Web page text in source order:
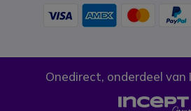
Onedirect, onderdeel van